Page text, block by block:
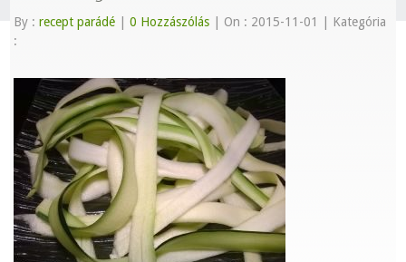
By :recept parádé 0 Hozzászólás On : 2015-11-01
Kategória
: